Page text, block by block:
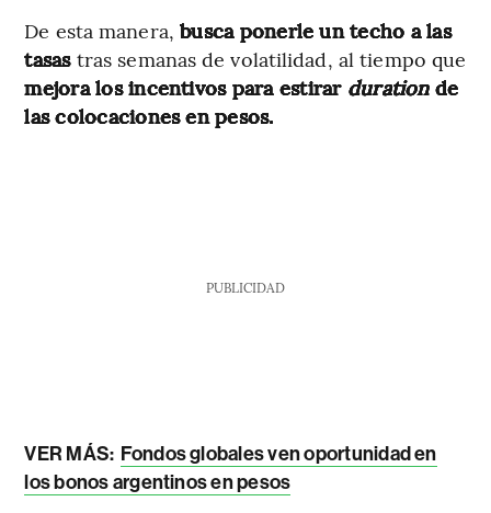
De esta manera, busca ponerle un techo a las
tasas tras semanas de volatilidad, al tiempo que
mejora los incentivos para estirar duration de
las colocaciones en pesos.
PUBLICIDAD
VER MÁS: Fondos globales ven oportunidad en
los bonos argentinos en pesos